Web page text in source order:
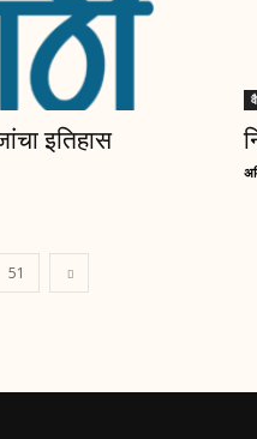
इतिहास
51